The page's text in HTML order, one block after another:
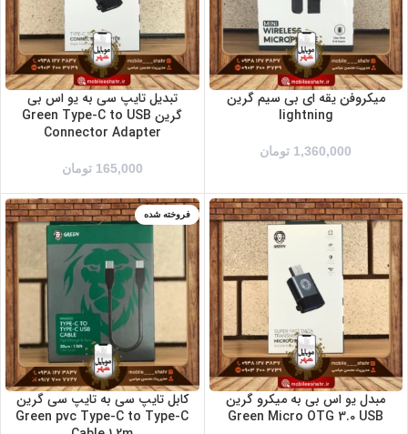
میکروفن یقه ای بی سیم گرین
lightning
1,360,000 تومان
تبدیل تایپ سی به یو اس بی
گرین Green Type-C to USB
Connector Adapter
165,000 تومان
مبدل یو اس بی به میکرو گرین
Green Micro OTG 3.0 USB
فروخته شده
کابل تایپ سی به تایپ سی گرین
Green pvc Type-C to Type-C